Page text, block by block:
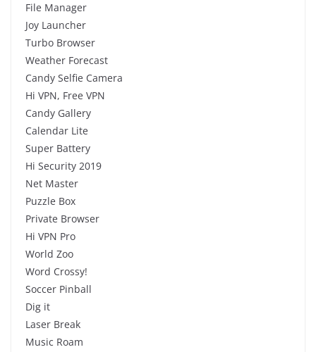
File Manager
Joy Launcher
Turbo Browser
Weather Forecast
Candy Selfie Camera
Hi VPN, Free VPN
Candy Gallery
Calendar Lite
Super Battery
Hi Security 2019
Net Master
Puzzle Box
Private Browser
Hi VPN Pro
World Zoo
Word Crossy!
Soccer Pinball
Dig it
Laser Break
Music Roam